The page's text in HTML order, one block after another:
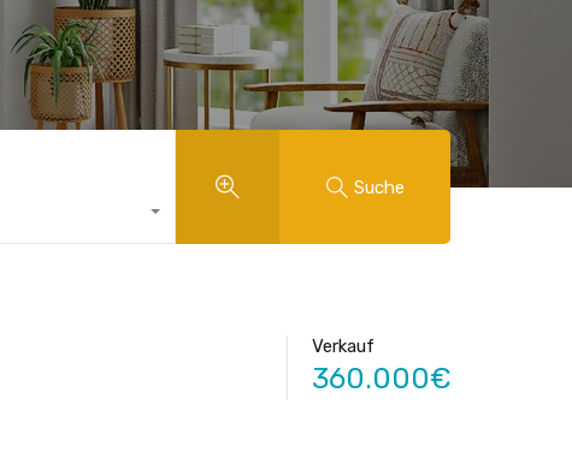
Suche
Verkauf
360.000€